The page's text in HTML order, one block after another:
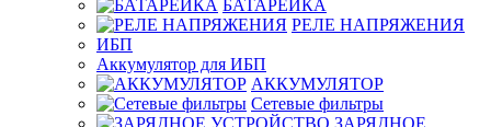
БАТАРЕЙКА
РЕЛЕ НАПРЯЖЕНИЯ
ИБП
Аккумулятор для ИБП
АККУМУЛЯТОР
Сетевые фильтры
ЗАРЯДНОЕ